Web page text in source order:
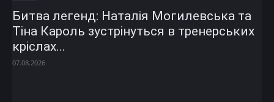
Битва легенд: Наталія Могилевська та
Тіна Кароль зустрінуться в тренерських
кріслах...
07.08.2026